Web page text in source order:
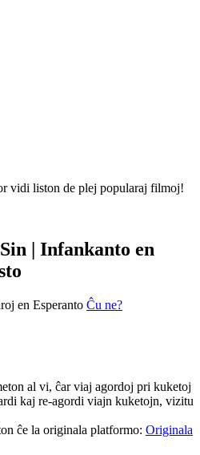
vidi liston de plej popularaj filmoj!
| Infankanto en
en Esperanto Ĉu ne?
al vi, ĉar viaj agordoj pri kuketoj
kaj re-agordi viajn kuketojn, vizitu
ĉe la originala platformo: Originala